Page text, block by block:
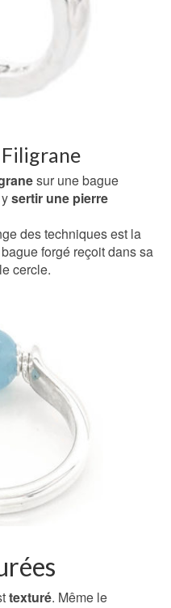
Filigrane
sur une bague
sertir une pierre
des techniques est la
forgé reçoit dans sa
cercle.
texturé. Même le